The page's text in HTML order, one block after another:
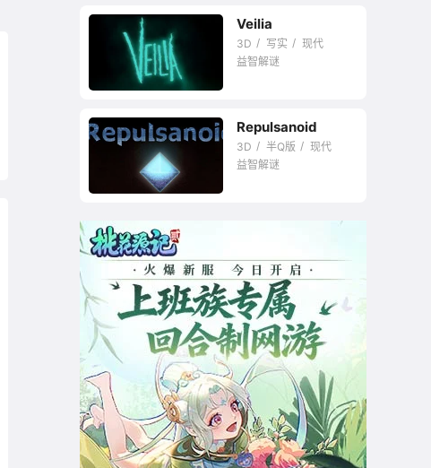
Veilia
3D 写实
现代
益智解谜
Repulsanoid
3D 半Q版
现代
益智解谜